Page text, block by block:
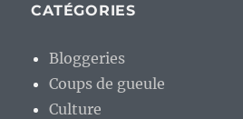
CATÉGORIES
Bloggeries
Coups de gueule
Culture